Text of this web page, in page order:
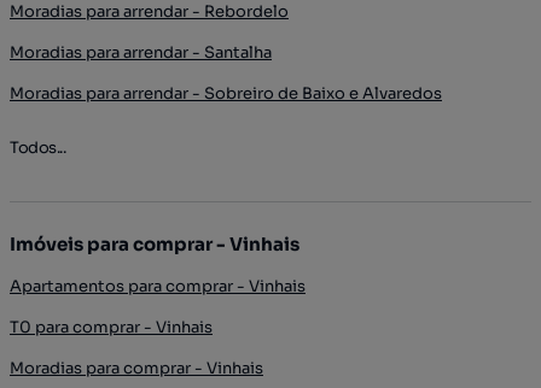
Moradias para arrendar - Rebordelo
Moradias para arrendar - Santalha
Moradias para arrendar - Sobreiro de Baixo e Alvaredos
Todos...
Imóveis para comprar - Vinhais
Apartamentos para comprar - Vinhais
T0 para comprar - Vinhais
Moradias para comprar - Vinhais